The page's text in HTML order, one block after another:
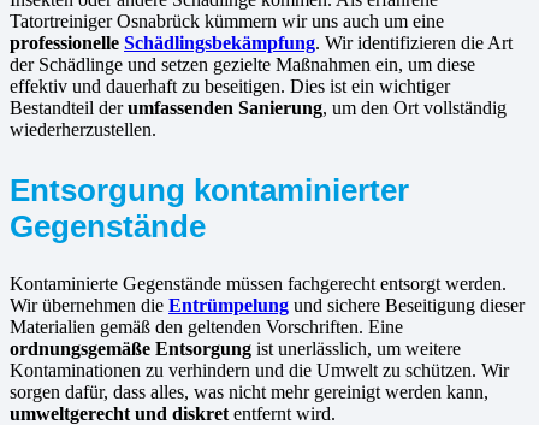
Tatortreiniger Osnabrück kümmern wir uns auch um eine
professionelle Schädlingsbekämpfung. Wir identifizieren die Art
der Schädlinge und setzen gezielte Maßnahmen ein, um diese
effektiv und dauerhaft zu beseitigen. Dies ist ein wichtiger
Bestandteil derumfassenden Sanierung, um den Ort vollständig
wiederherzustellen.
Entsorgung kontaminierter
Gegenstände
Kontaminierte Gegenstände müssen fachgerecht entsorgt werden.
Wir übernehmen die Entrümpelung und sichere Beseitigung dieser
Materialien gemäß den geltenden Vorschriften. Eine
ordnungsgemäße Entsorgung ist unerlässlich, um weitere
Kontaminationen zu verhindern und die Umwelt zu schützen. Wir
sorgen dafür, dass alles, was nicht mehr gereinigt werden kann,
umweltgerecht und diskret entfernt wird.